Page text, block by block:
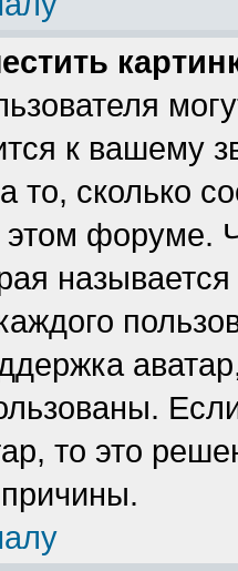
к вашему
то, сколько
этом форуме.
то это